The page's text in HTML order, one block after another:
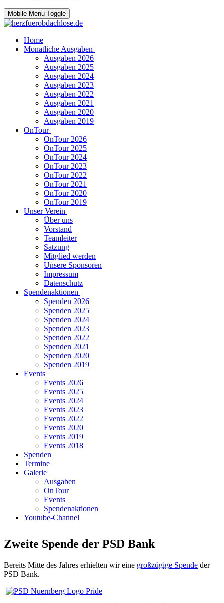
Mobile Menu Toggle
Home
Monatliche Ausgaben
Ausgaben 2026
Ausgaben 2025
Ausgaben 2024
Ausgaben 2023
Ausgaben 2022
Ausgaben 2021
Ausgaben 2020
Ausgaben 2019
OnTour
OnTour 2026
OnTour 2025
OnTour 2024
OnTour 2023
OnTour 2022
OnTour 2021
OnTour 2020
OnTour 2019
Unser Verein
Über uns
Vorstand
Teamleiter
Satzung
Mitglied werden
Unsere Sponsoren
Impressum
Datenschutz
Spendenaktionen
Spenden 2026
Spenden 2025
Spenden 2024
Spenden 2023
Spenden 2022
Spenden 2021
Spenden 2020
Spenden 2019
Events
Events 2026
Events 2025
Events 2024
Events 2023
Events 2022
Events 2020
Events 2019
Events 2018
Spenden
Termine
Galerie
Ausgaben
OnTour
Events
Spendenaktionen
Youtube-Channel
Zweite Spende der PSD Bank
Bereits Mitte des Jahres erhielten wir eine großzügige Spende der
PSD Bank.